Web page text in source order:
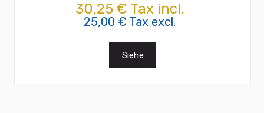
30,25 € Tax incl.
25,00 € Tax excl.
Siehe